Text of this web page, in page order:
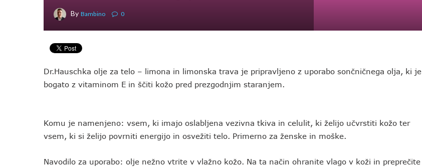
By Bambino 0
Dr.Hauschka olje za telo – limona in limonska trava je pripravljeno z uporabo sončničnega olja, ki je
bogato z vitaminom E in ščiti kožo pred prezgodnjim staranjem.
Komu je namenjeno: vsem, ki imajo oslabljena vezivna tkiva in celulit, ki želijo učvrstiti kožo ter
vsem, ki si želijo povrniti energijo in osvežiti telo. Primerno za ženske in moške.
Navodilo za uporabo: olje nežno vtrite v vlažno kožo. Na ta način ohranite vlago v koži in preprečite